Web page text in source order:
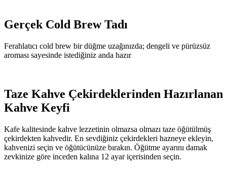
Gerçek Cold Brew Tadı
Ferahlatıcı cold brew bir düğme uzağınızda; dengeli ve pürüzsüz
aroması sayesinde istediğiniz anda hazır
Taze Kahve Çekirdeklerinden Hazırlanan
Kahve Keyfi
Kafe kalitesinde kahve lezzetinin olmazsa olmazı taze öğütülmüş
çekirdekten kahvedir. En sevdiğiniz çekirdekleri hazneye ekleyin,
kahvenizi seçin ve öğütücünüze bırakın. Öğütme ayarını damak
zevkinize göre inceden kalına 12 ayar içerisinden seçin.